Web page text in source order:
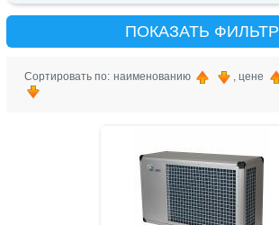
ПОКАЗАТЬ ФИЛЬТР
Сортировать по: наименованию , цене